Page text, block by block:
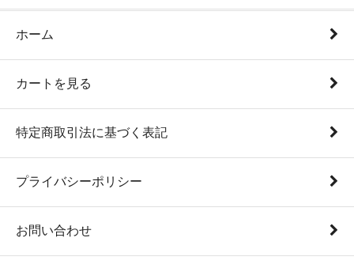
ホーム
カートを見る
特定商取引法に基づく表記
プライバシーポリシー
お問い合わせ